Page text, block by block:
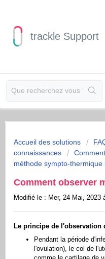
trackle Support
Accueil des solutions
connaissances
méthode sympto-thermique
Comment observer
Modifié le : Mer, 24 Mai, 2023
Le principe de l'observation
Pendant la période
l'ovulation), le col de